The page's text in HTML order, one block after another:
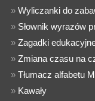
»Wyliczanki do
» Słownik wyrazów
»Zagadki
»Zmiana czasu na
»Tłumacz alfabetu
» Kawały